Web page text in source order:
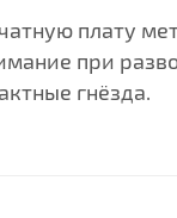
плату
при
гнёзда.